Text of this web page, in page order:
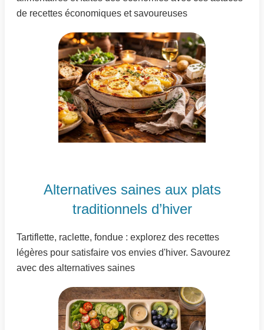
de recettes économiques et savoureuses
Alternatives saines aux plats
traditionnels d’hiver
Tartiflette, raclette, fondue : explorez des recettes
légères pour satisfaire vos envies d'hiver. Savourez
avec des alternatives saines